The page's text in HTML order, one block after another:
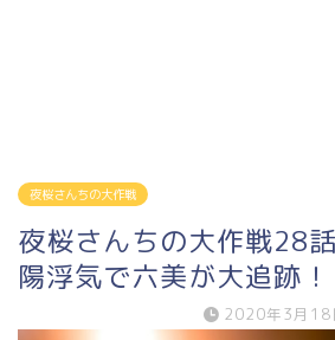
夜桜さんちの大作戦
夜桜さんちの大作戦28
陽浮気で六美が大追跡！
2020年3月18